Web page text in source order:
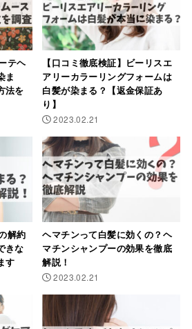
テヘ
ま
法を
【口コミ徹底検証】ビーリスエ
アリーカラーリングフォームは
白髪が染まる？【返金保証あ
り】
2023.02.21
解約
きな
す
ヘマチンって白髪に効くの？ヘ
マチンシャンプーの効果を徹底
解説！
2023.02.21